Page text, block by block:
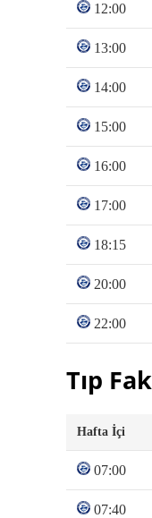
12:00
13:00
14:00
15:00
16:00
17:00
18:15
20:00
22:00
Tıp
Hafta İçi
07:00
07:40